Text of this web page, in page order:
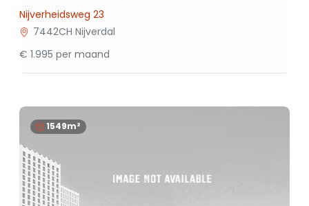
Nijverheidsweg 23
7442CH Nijverdal
€ 1.995 per maand
1549m²